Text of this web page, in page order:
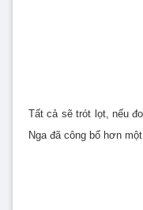
Tất cả sẽ trót lọt, nếu
Nga đã công bố hơn